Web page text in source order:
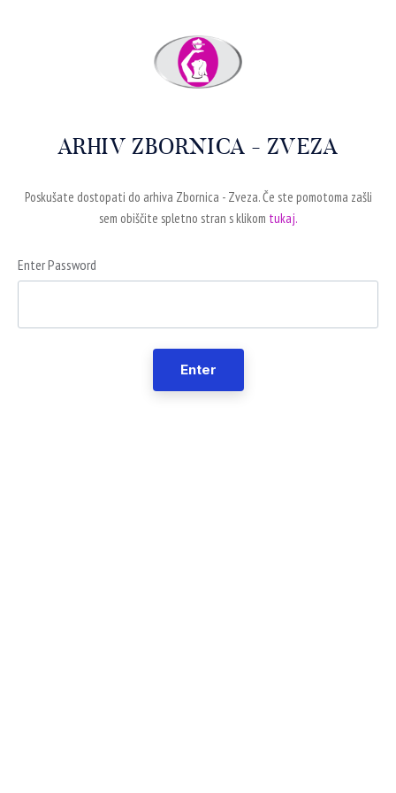
ARHIV ZBORNICA - ZVEZA
Poskušate dostopati do arhiva Zbornica - Zveza. Če ste pomotoma zašli
sem obiščite spletno stran s klikom tukaj.
Enter Password
Enter